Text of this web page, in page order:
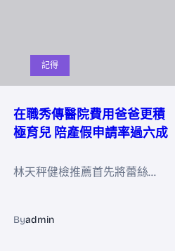
記得
在職秀傳醫院費用爸爸更積
極育兒 陪產假申請率過六成
林天秤健檢推薦首先將蕾絲…
Byadmin